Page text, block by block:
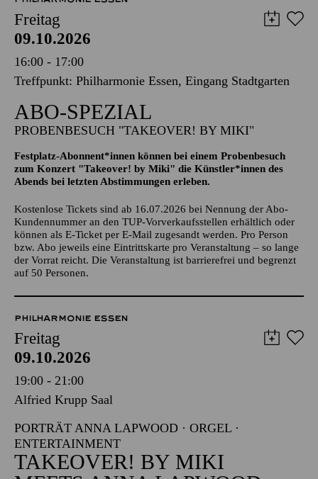
PHILHARMONIE ESSEN
Freitag
09.10.2026
16:00 - 17:00
Treffpunkt: Philharmonie Essen, Eingang Stadtgarten
ABO-SPEZIAL
PROBENBESUCH "TAKEOVER! BY MIKI"
zum Konzert "Takeover! by Miki" die Künstler*innen des
Abends bei letzten Abstimmungen erleben.
Kostenlose Tickets sind ab 16.07.2026 bei Nennung der Abo-
Kundennummer an den TUP-Vorverkaufsstellen erhältlich oder
können als E-Ticket per E-Mail zugesandt werden. Pro Person
auf 50 Personen.
PHILHARMONIE ESSEN
Freitag
09.10.2026
19:00 - 21:00
Alfried Krupp Saal
PORTRÄT ANNA LAPWOOD · ORGEL ·